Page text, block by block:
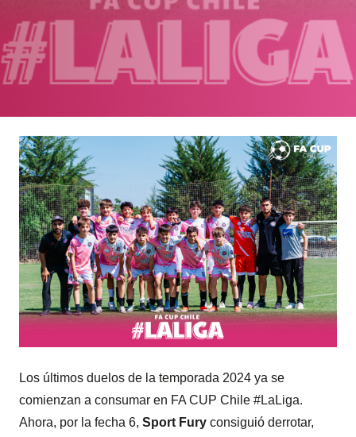
Los últimos duelos de la temporada 2024 ya se
comienzan a consumar en FA CUP Chile #LaLiga.
Ahora, por la fecha 6, Sport Fury consiguió derrotar,